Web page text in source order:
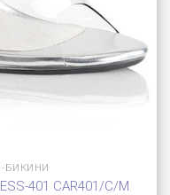
БИКИНИ
401 CAR401/C/M